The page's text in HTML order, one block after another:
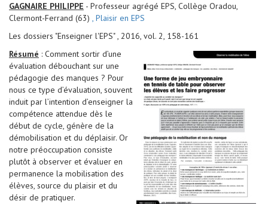
GAGNAIRE PHILIPPE - Professeur agrégé EPS, Collège Oradou,
Clermont-Ferrand (63) , Plaisir en EPS
Les dossiers "Enseigner l'EPS" , 2016, vol. 2, 158-161
Résumé : Comment sortir d’une
évaluation débouchant sur une
pédagogie des manques ? Pour
nous ce type d’évaluation, souvent
induit par l’intention d’enseigner la
compétence attendue dès le
début de cycle, génère de la
démobilisation et du déplaisir. Or
notre préoccupation consiste
plutôt à observer et évaluer en
permanence la mobilisation des
élèves, source du plaisir et du
désir de pratiquer.